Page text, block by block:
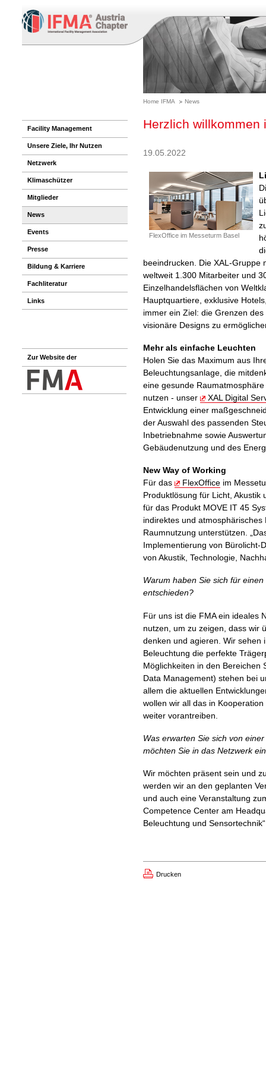
Home IFMA News
Facility Management
Unsere Ziele, Ihr Nutzen
Netzwerk
Klimaschützer
Mitglieder
News
Events
Presse
Bildung & Karriere
Fachliteratur
Links
Zur Website der
Herzlich willkommen
19.05.2022
FlexOffice im Messeturm Basel
beeindrucken. Die XAL-Gruppe
weltweit 1.300 Mitarbeiter und
Einzelhandelsflächen von
Hauptquartiere, exklusive
immer ein Ziel: die Grenzen
visionäre Designs zu
Mehr als einfache Leuchten
Holen Sie das Maximum aus
Beleuchtungsanlage, die
eine gesunde
nutzen - unser
XAL Digital
Entwicklung einer
der Auswahl des passenden
Inbetriebnahme sowie
Gebäudenutzung und des
New Way of Working
Für das
FlexOffice im
Produktlösung für Licht,
für das Produkt MOVE IT 45
indirektes und
Raumnutzung unterstützen.
Implementierung von Bürolicht-
von Akustik, Technologie,
Warum haben Sie sich für
entschieden?
Für uns ist die FMA ein ideales
nutzen, um zu zeigen, dass wir
denken und agieren. Wir sehen
Beleuchtung die perfekte
Möglichkeiten in den Bereichen
Data Management) stehen bei
allem die aktuellen
wollen wir all das in
weiter vorantreiben.
Was erwarten Sie sich von
möchten Sie in das Netzwerk
Wir möchten präsent sein und
werden wir an den geplanten
und auch eine Veranstaltung
Competence Center am
Beleuchtung und
Drucken